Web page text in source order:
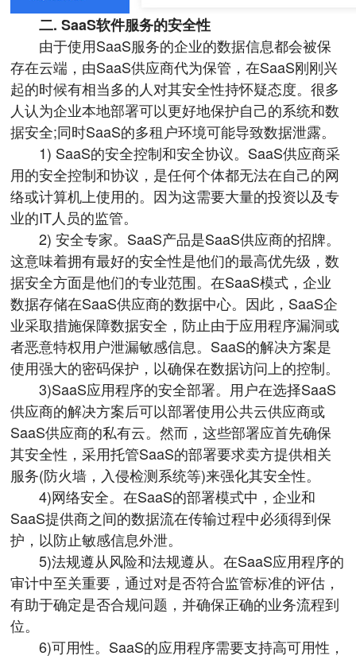
二. SaaS软件服务的安全性
由于使用SaaS服务的企业的数据信息都会被保
存在云端，由SaaS供应商代为保管，在SaaS刚刚兴
起的时候有相当多的人对其安全性持怀疑态度。很多
人认为企业本地部署可以更好地保护自己的系统和数
据安全;同时SaaS的多租户环境可能导致数据泄露。
1) SaaS的安全控制和安全协议。SaaS供应商采
用的安全控制和协议，是任何个体都无法在自己的网
络或计算机上使用的。因为这需要大量的投资以及专
业的IT人员的监管。
2) 安全专家。SaaS产品是SaaS供应商的招牌。
这意味着拥有最好的安全性是他们的最高优先级，数
据安全方面是他们的专业范围。在SaaS模式，企业
数据存储在SaaS供应商的数据中心。因此，SaaS企
业采取措施保障数据安全，防止由于应用程序漏洞或
者恶意特权用户泄漏敏感信息。SaaS的解决方案是
使用强大的密码保护，以确保在数据访问上的控制。
3)SaaS应用程序的安全部署。用户在选择SaaS
供应商的解决方案后可以部署使用公共云供应商或
SaaS供应商的私有云。然而，这些部署应首先确保
其安全性，采用托管SaaS的部署要求卖方提供相关
服务(防火墙，入侵检测系统等)来强化其安全性。
4)网络安全。在SaaS的部署模式中，企业和
SaaS提供商之间的数据流在传输过程中必须得到保
护，以防止敏感信息外泄。
5)法规遵从风险和法规遵从。在SaaS应用程序的
审计中至关重要，通过对是否符合监管标准的评估，
有助于确定是否合规问题，并确保正确的业务流程到
位。
6)可用性。SaaS的应用程序需要支持高可用性，